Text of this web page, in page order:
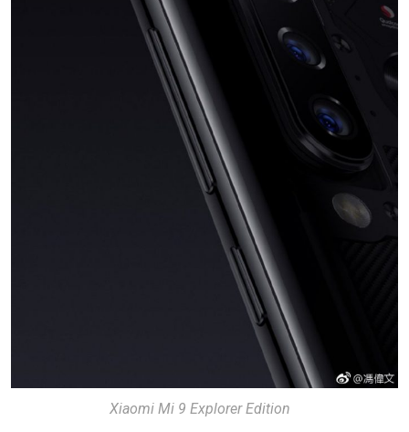
Xiaomi Mi 9 Explorer Edition